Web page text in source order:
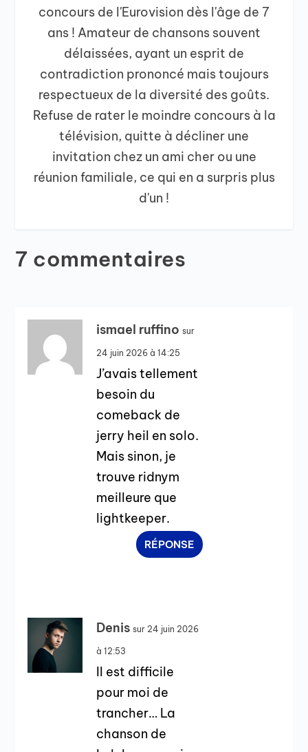
concours de l'Eurovision dès l'âge de 7
ans ! Amateur de chansons souvent
délaissées, ayant un esprit de
contradiction prononcé mais toujours
respectueux de la diversité des goûts.
Refuse de rater le moindre concours à la
télévision, quitte à décliner une
invitation chez un ami cher ou une
réunion familiale, ce qui en a surpris plus
d'un !
7 commentaires
ismael ruffino sur
24 juin 2026 à 14:25
J’avais tellement
besoin du
comeback de
jerry heil en solo.
Mais sinon, je
trouve ridnym
meilleure que
lightkeeper.
RÉPONSE
Denis sur 24 juin 2026
à 12:53
Il est difficile
pour moi de
trancher… La
chanson de